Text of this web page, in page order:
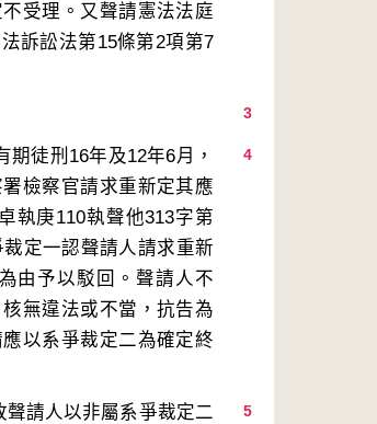
受理。又聲請憲法法庭
訴訟法第15條第2項第7
3
4
徒刑16年及12年6月，
檢察官請求重新定其應
執庚110執聲他313字第
定一認聲請人請求重新
由予以駁回。聲請人不
無違法或不當，抗告為
以系爭裁定二為確定終
5
請人以非屬系爭裁定二